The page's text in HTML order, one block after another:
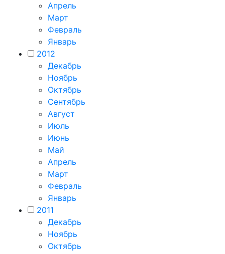
Апрель
Март
Февраль
Январь
2012
Декабрь
Ноябрь
Октябрь
Сентябрь
Август
Июль
Июнь
Май
Апрель
Март
Февраль
Январь
2011
Декабрь
Ноябрь
Октябрь